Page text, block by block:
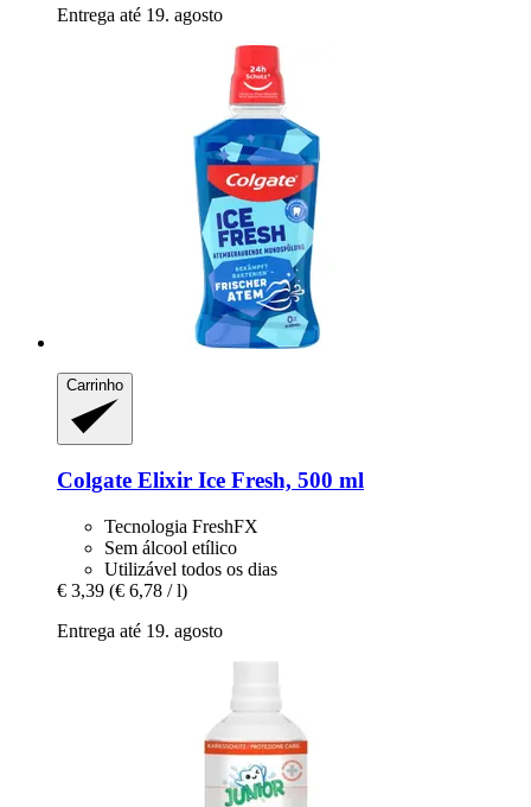
Entrega até 19. agosto
Carrinho
Colgate Elixir Ice Fresh, 500 ml
Tecnologia FreshFX
Sem álcool etílico
Utilizável todos os dias
€ 3,39 (€ 6,78 / l)
Entrega até 19. agosto